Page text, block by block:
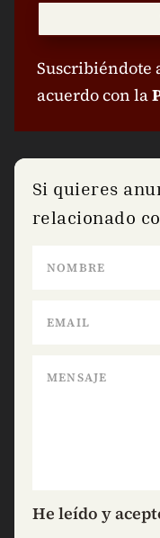
Suscribiéndote
acuerdo con la
Si quieres
relacionado
He leído y